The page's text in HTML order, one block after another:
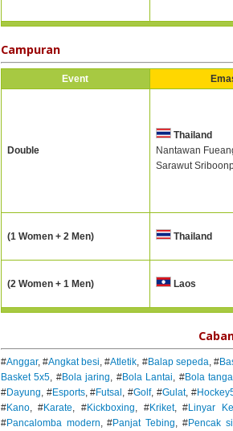
Campuran
Event
Double
Thailand
Nantawan
Sarawut
(1 Women + 2 Men) Thailand
(2 Women + 1 Men) Laos
#Anggar, #Angkat besi , #Atletik , #Balap sepeda , #
Basket 5x5 , #Bola jaring , #Bola Lantai , #Bola
#Dayung , #Esports, #Futsal , #Golf, #Gulat, #
#Kano, #Karate , #Kickboxing , #Kriket, #Linyar
#Pancalomba modern , #Panjat Tebing , #Pencak